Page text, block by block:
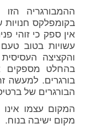
ההמבורגריה
בקומפלקס חנויות
אין ספק כי זוהי
עשויות בטוב
והקציצה
בהחלט מספקים
בורגרים. למעשה
הבורגרים של
המקום עצמו
מקום ישיבה בנוח.